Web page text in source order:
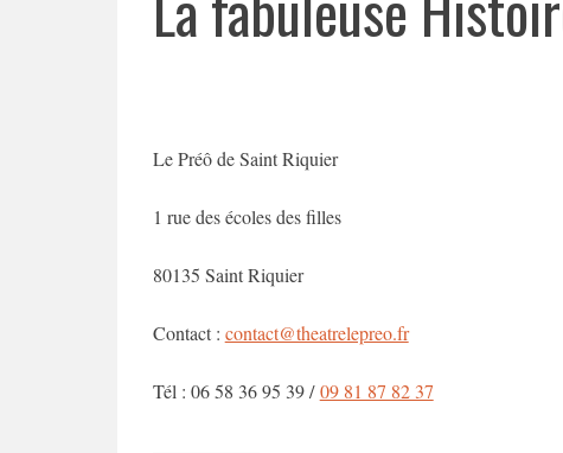
Le Préô de Saint Riquier
1 rue des écoles des filles
80135 Saint Riquier
Contact : contact@theatrelepreo.fr
Tél : 06 58 36 95 39 /09 81 87 82 37